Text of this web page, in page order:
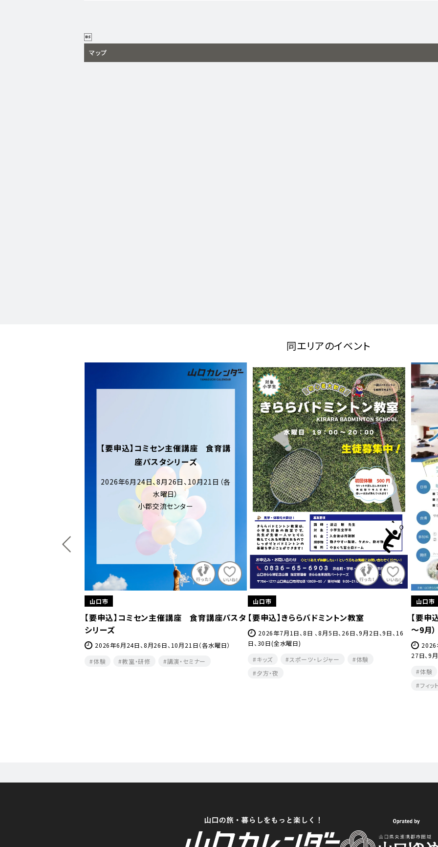

マップ
同エリアのイベント
【要申込】コミセン主催講座 食育講
座パスタシリーズ
2026年6月24日、8月26日、10月21日（各
水曜日）
小郡交流センター
山口市
【要申込】コミセン主催講座 食育講座パスタ
シリーズ
2026年6月24日、8月26日、10月21日（各水曜日）
体験
教室・研修 講演・セミナー
山口市
【要申込】きららバドミントン教室
2026年7月1日、8日 、8月5日、26日、9月2日、9日、16
日、30日(全水曜日)
キッズ
スポーツ・レジャー
体験
夕方・夜​
山口市
【要申
～9月）
2026
27日、9
体験
フィッ